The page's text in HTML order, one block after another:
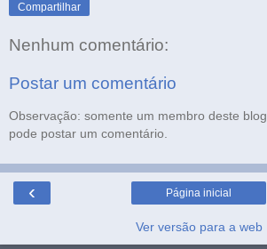
Compartilhar
Nenhum comentário:
Postar um comentário
Observação: somente um membro deste blog
pode postar um comentário.
‹ Página inicial
Ver versão para a web